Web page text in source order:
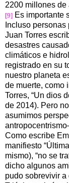
2200 millones de
[9] Es importante
Incluso
Juan Torres
desastres
climáticos e
registrado en su
nuestro planeta
de muerte, como
Torres, “Un dios
de 2014). Pero
asumimos
Como escribe
manifiesto
mismo), “no se
dicho algunos
pudo sobrevivir